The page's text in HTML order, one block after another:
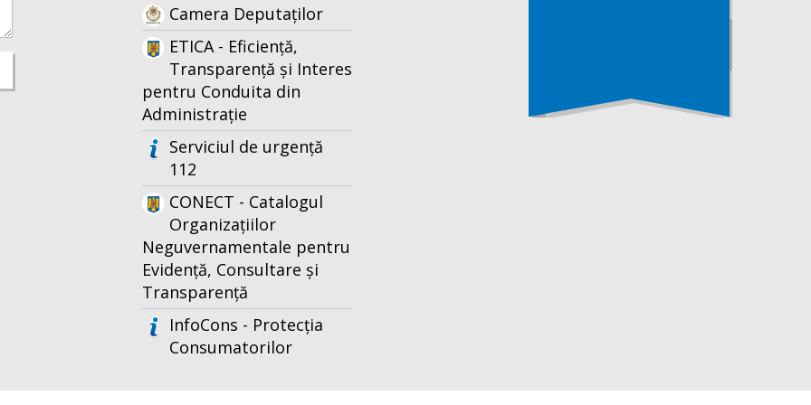
Camera Deputaților
ETICA - Eficiență,
Transparență și Interes
pentru Conduita din
Administrație
Serviciul de urgență
112
CONECT - Catalogul
Organizațiilor
Neguvernamentale pentru
Evidență, Consultare și
Transparență
InfoCons - Protecția
Consumatorilor